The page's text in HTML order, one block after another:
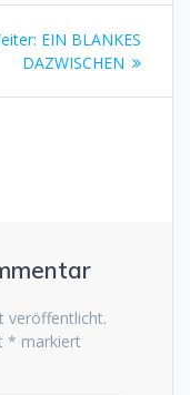
Nächster
Beitrag:
EIN BLANKES
DAZWISCHEN
veröffentlicht.
* markiert